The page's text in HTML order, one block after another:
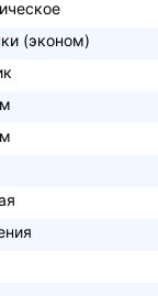
(эконом)